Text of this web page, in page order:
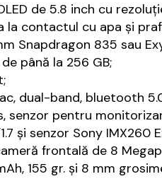
de 5.8 inch cu
la contactul cu apa și
Snapdragon 835 sau
până la 256 GB;
dual-band, bluetooth
senzor pentru
și senzor Sony IMX260
frontală de 8
155 gr. și 8 mm